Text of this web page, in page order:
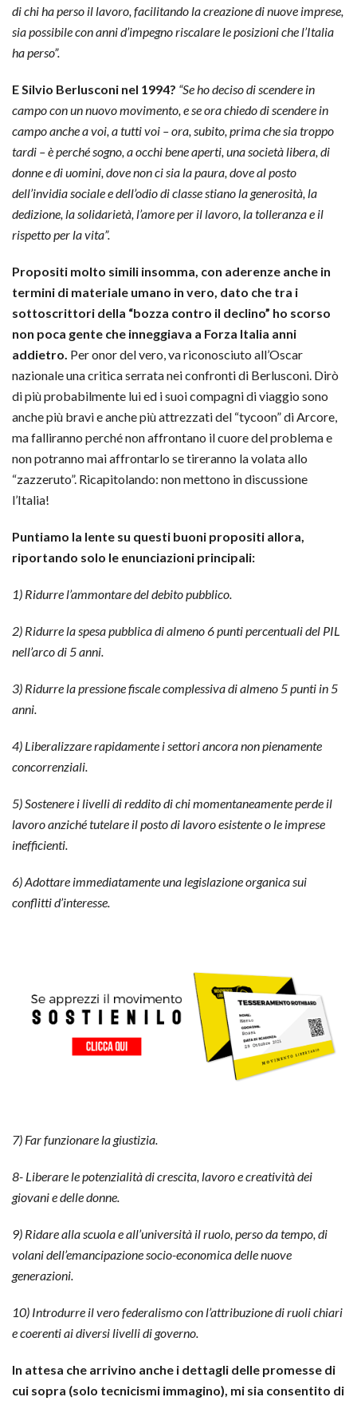
di chi ha perso il lavoro, facilitando la creazione di nuove imprese,
sia possibile con anni d’impegno riscalare le posizioni che l’Italia
ha perso”.
E Silvio Berlusconi nel 1994? “Se ho deciso di scendere in
campo con un nuovo movimento, e se ora chiedo di scendere in
campo anche a voi, a tutti voi – ora, subito, prima che sia troppo
tardi – è perché sogno, a occhi bene aperti, una società libera, di
donne e di uomini, dove non ci sia la paura, dove al posto
dell’invidia sociale e dell’odio di classe stiano la generosità, la
dedizione, la solidarietà, l’amore per il lavoro, la tolleranza e il
rispetto per la vita”.
Propositi molto simili insomma, con aderenze anche in
termini di materiale umano in vero, dato che tra i
sottoscrittori della “bozza contro il declino” ho scorso
non poca gente che inneggiava a Forza Italia anni
addietro. Per onor del vero, va riconosciuto all’Oscar
nazionale una critica serrata nei confronti di Berlusconi. Dirò
di più probabilmente lui ed i suoi compagni di viaggio sono
anche più bravi e anche più attrezzati del “tycoon” di Arcore,
ma falliranno perché non affrontano il cuore del problema e
non potranno mai affrontarlo se tireranno la volata allo
“zazzeruto”. Ricapitolando: non mettono in discussione
l’Italia!
Puntiamo la lente su questi buoni propositi allora,
riportando solo le enunciazioni principali:
1) Ridurre l’ammontare del debito pubblico.
2) Ridurre la spesa pubblica di almeno 6 punti percentuali del PIL
nell’arco di 5 anni.
3) Ridurre la pressione fiscale complessiva di almeno 5 punti in 5
anni.
4) Liberalizzare rapidamente i settori ancora non pienamente
concorrenziali.
5) Sostenere i livelli di reddito di chi momentaneamente perde il
lavoro anziché tutelare il posto di lavoro esistente o le imprese
inefficienti.
6) Adottare immediatamente una legislazione organica sui
conflitti d’interesse.
7) Far funzionare la giustizia.
8- Liberare le potenzialità di crescita, lavoro e creatività dei
giovani e delle donne.
9) Ridare alla scuola e all’università il ruolo, perso da tempo, di
volani dell’emancipazione socio-economica delle nuove
generazioni.
10) Introdurre il vero federalismo con l’attribuzione di ruoli chiari
e coerenti ai diversi livelli di governo.
In attesa che arrivino anche i dettagli delle promesse di
cui sopra (solo tecnicismi immagino), mi sia consentito di